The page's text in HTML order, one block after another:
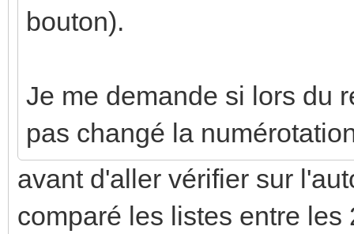
bouton).
Je me demande si lors du
pas changé la
avant d'aller vérifier sur
comparé les listes entre